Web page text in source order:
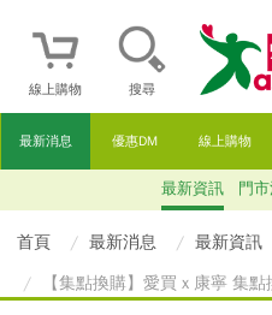
線上購物 搜尋
最新消息 優惠DM 線上購物
最新資訊 門
首頁 最新消息
最新資訊
【集點換購】愛買 x 康寧 集